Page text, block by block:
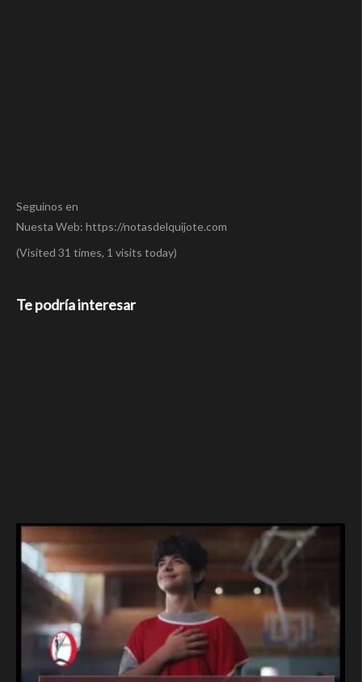
Seguinos en
Nuesta Web: https://notasdelquijote.com
(Visited 31 times, 1 visits today)
Te podría interesar